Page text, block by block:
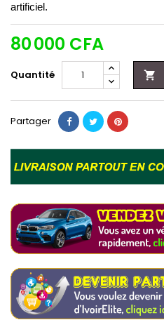
artificiel.
80 000 CFA
Quantité 
Partager